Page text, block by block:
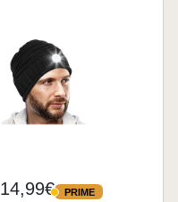
14,99€ PRIME
PRIME